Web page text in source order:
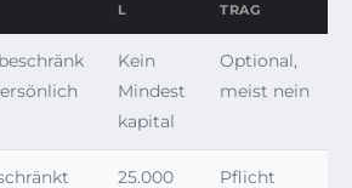
L
TRAG
Kein
Mindest
kapital
Optional,
meist nein
25.000 Pflicht